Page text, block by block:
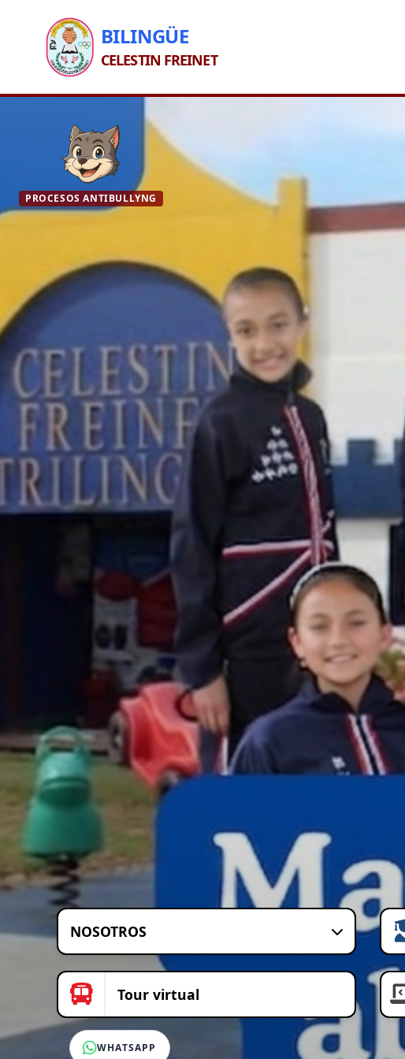
BILINGÜE
CELESTIN FREINET
PROCESOS ANTIBULLYNG
NOSOTROS
Tour virtual
WHATSAPP